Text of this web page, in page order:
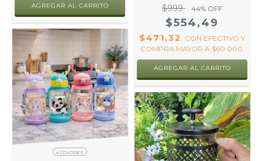
$999 44% OFF
$554,49
$471,32 CON EFECTIVO Y
COMPRA MAYOR A $60.000.
AGREGAR AL CARRITO
4 COLORES